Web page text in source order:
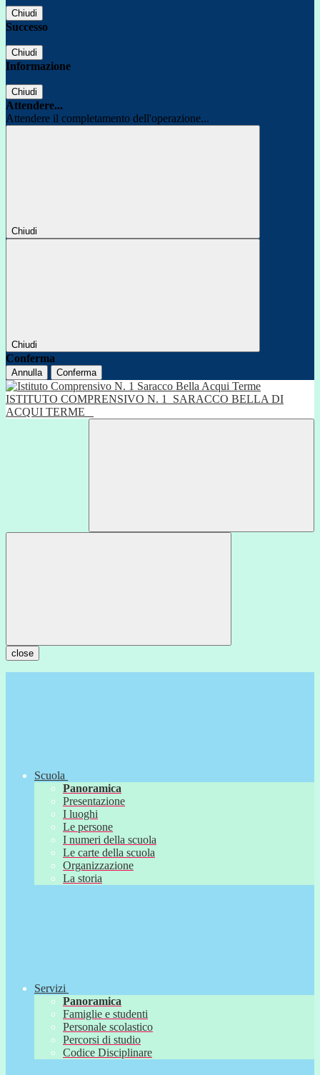
Chiudi
Successo
Chiudi
Informazione
Chiudi
Attendere...
Attendere il completamento dell'operazione...
Chiudi
Chiudi
Conferma
Annulla Conferma
ISTITUTO COMPRENSIVO N. 1
SARACCO BELLA DI
ACQUI TERME
close
Scuola
Panoramica
Presentazione
I luoghi
Le persone
I numeri della scuola
Le carte della scuola
Organizzazione
La storia
Servizi
Panoramica
Famiglie e studenti
Personale scolastico
Percorsi di studio
Codice Disciplinare